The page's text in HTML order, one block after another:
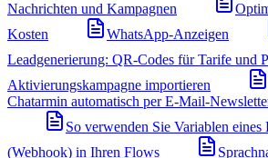
Nachrichten und Kampagnen
Kosten
WhatsApp-Anzeigen
Leadgenerierung: QR-Codes für Tarife und
Aktivierungskampagne importieren
Chatarmin automatisch per E-Mail-
So verwenden Sie Variablen eines
(Webhook) in Ihren Flows